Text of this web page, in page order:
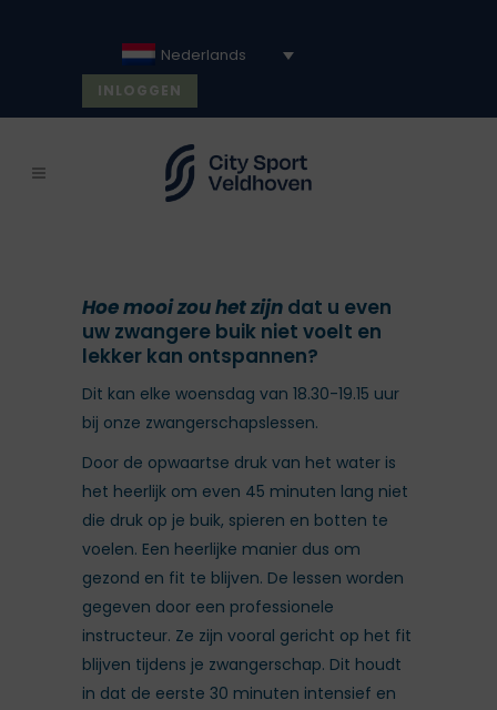
Nederlands
INLOGGEN
Hoe mooi zou het zijn dat u even
uw zwangere buik niet voelt en
lekker kan ontspannen?
Dit kan elke woensdag van 18.30-19.15 uur
bij onze zwangerschapslessen.
Door de opwaartse druk van het water is
het heerlijk om even 45 minuten lang niet
die druk op je buik, spieren en botten te
voelen. Een heerlijke manier dus om
gezond en fit te blijven. De lessen worden
gegeven door een professionele
instructeur. Ze zijn vooral gericht op het fit
blijven tijdens je zwangerschap. Dit houdt
in dat de eerste 30 minuten intensief en